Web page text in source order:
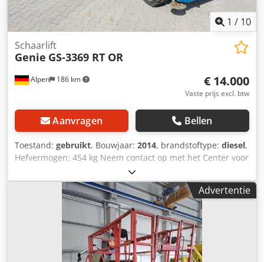
1 / 10
Alpen 186 km
Schaarlift
Genie GS-3369 RT OR
€ 14.000
Vaste prijs excl. btw
Aanvragen Bellen
Toestand: gebruikt, Bouwjaar: 2014, brandstoftype: diesel,
Hefvermogen: 454 kg Neem contact op met het Center voor
Gebruikte Apparatuur voor meer informatie. Dsdszi Nf
Ejpfx Ab Dswa
Advertentie